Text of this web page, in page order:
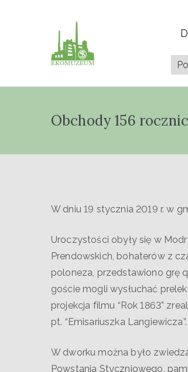
Pazdura
Obchody 156
W dniu 19 stycznia 2019 r. w
Uroczystości obyły się w
Prendowskich, bohaterów z
poloneza, przedstawiono grę
goście mogli wysłuchać
projekcja filmu “Rok 1863”
pt. “Emisariuszka Langiewicza”.
W dworku można było
Powstania Styczniowego,